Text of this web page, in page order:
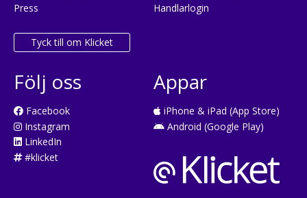
Press
Tyck till om Klicket
Handlarlogin
Följ oss
Facebook
Instagram
LinkedIn
#klicket
Appar
iPhone & iPad (App Store)
Android (Google Play)